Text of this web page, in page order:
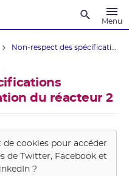
Menu
du réacteur 2
cookies pour accéder
de Twitter, Facebook et
?